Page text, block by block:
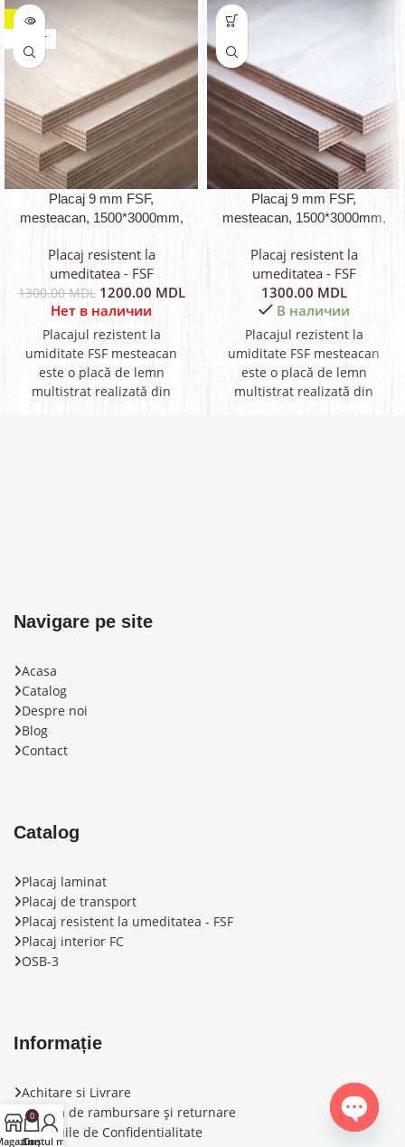
-8%
VÎNDUT
Placaj 9 mm FSF,
mesteacan, 1500*3000mm,
Placaj resistent la
umeditatea - FSF
1300.00MDL 1200.00 MDL
Нет в наличии
Placajul rezistent la
umiditate FSF mesteacan
este o placă de lemn
multistrat realizată din
Placaj 9 mm FSF,
mesteacan, 1500*3000mm,
Placaj resistent la
umeditatea - FSF
1300.00 MDL
В наличии
Placajul rezistent la
umiditate FSF mesteacan
este o placă de lemn
multistrat realizată din
Navigare pe site
Acasa
Catalog
Despre noi
Blog
Contact
Catalog
Placaj laminat
Placaj de transport
Placaj resistent la umeditatea - FSF
Placaj interior FС
OSB-3
Informație
Achitare si Livrare
Politica de rambursare și returnare
Conditiile de Confidentialitate
0
Coș
Contul meu